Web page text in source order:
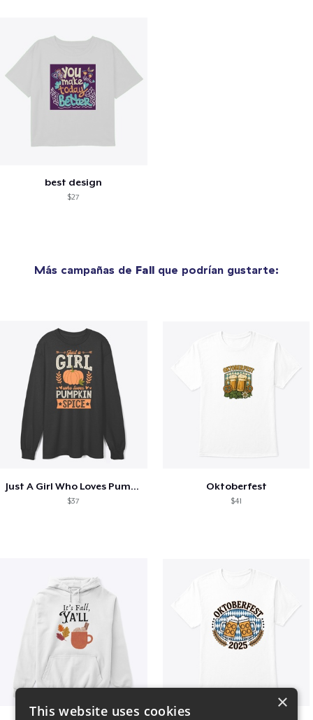
best design
$27
Más campañas de Fall que podrían gustarte:
Just A Girl Who Loves Pumpkin Spice
$37
Oktoberfest
$41
×
This website uses cookies